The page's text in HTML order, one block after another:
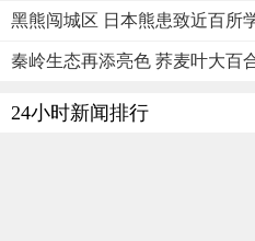
黑熊闯城区 日本熊患致近百所
秦岭生态再添亮色 荞麦叶大百
24小时新闻排行